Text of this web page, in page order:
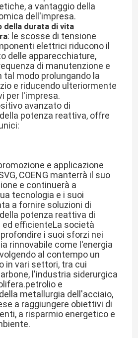
a vantaggio della
dell'impresa.
della durata di vita
: le scosse di tensione
elettrici riducono il
delle apparecchiature,
di manutenzione e
tal modo prolungando la
e riducendo ulteriormente
per l'impresa.
avanzato di
potenza reattiva, offre
e applicazione
COENG manterrà il suo
e continuerà a
tecnologia e i suoi
a fornire soluzioni di
potenza reattiva di
ed efficienteLa società
i suoi sforzi nei
rinnovabile come l'energia
al contempo un
in vari settori, tra cui
l'industria siderurgica
e
metallurgia dell'acciaio,
a raggiungere obiettivi di
a risparmio energetico e